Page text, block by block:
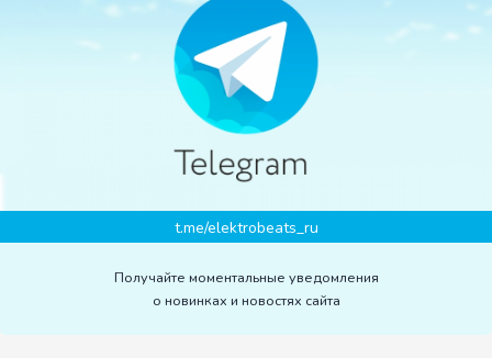
t.me/elektrobeats_ru
Получайте моментальные уведомления
о новинках и новостях сайта